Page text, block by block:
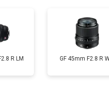
R LM
GF 45mm F2.8 R